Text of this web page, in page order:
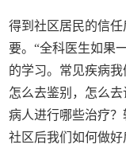
得到社区居民的信
要。“全科医生如果
的学习。常见疾病我
怎么去鉴别，怎么
病人进行哪些治疗
社区后我们如何做